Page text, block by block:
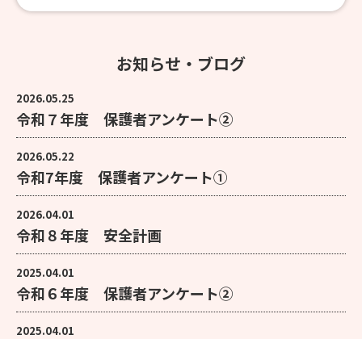
お知らせ・ブログ
2026.05.25
令和７年度 保護者アンケート②
2026.05.22
令和7年度 保護者アンケート①
2026.04.01
令和８年度 安全計画
2025.04.01
令和６年度 保護者アンケート②
2025.04.01